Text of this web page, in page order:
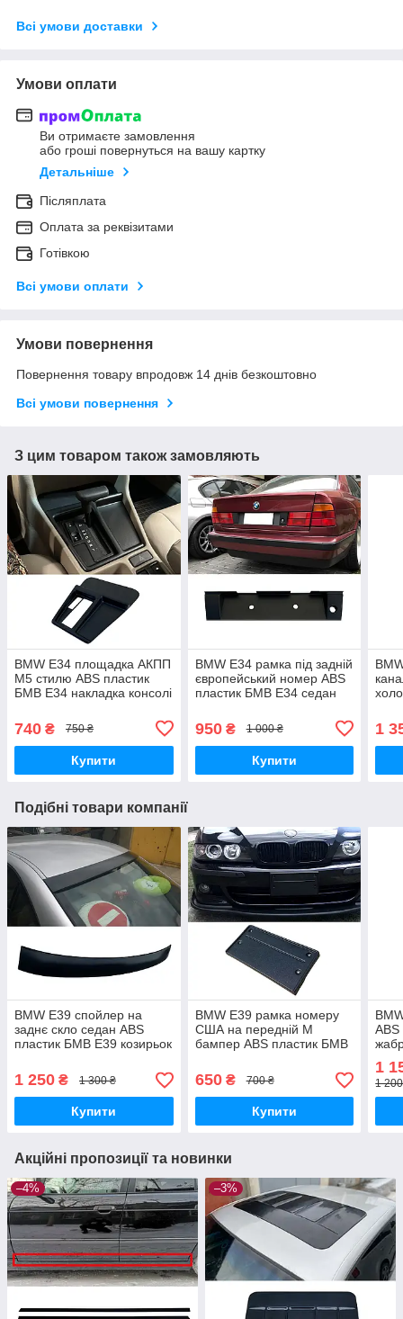
Всі умови доставки
Умови оплати
Ви отримаєте замовлення
або гроші повернуться на вашу картку
Детальніше
Післяплата
Оплата за реквізитами
Готівкою
Всі умови оплати
Умови повернення
Повернення товару впродовж 14 днів безкоштовно
Всі умови повернення
З цим товаром також замовляють
BMW E34 площадка АКПП
М5 стилю ABS пластик
БМВ Е34 накладка консолі
740 ₴ 750 ₴
Купити
BMW E34 рамка під задній
європейський номер ABS
пластик БМВ Е34 седан
950₴ 1 000 ₴
Купити
1
Подібні товари компанії
BMW E39 спойлер на
заднє скло седан ABS
пластик БМВ Е39 козирьок
1 250 ₴ 1 300 ₴
Купити
BMW E39 рамка номеру
США на передній М
бампер ABS пластик БМВ
американський номерний
знак
650₴ 700 ₴
Купити
1
1
Акційні пропозиції та новинки
–4% –3%